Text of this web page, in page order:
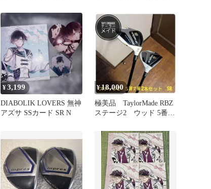
¥3,199
DIABOLIK LOVERS 無神
アズサ SSカード SR N
¥18,000
極美品 TaylorMade RBZ
ステージ2 ウッド 5番 7